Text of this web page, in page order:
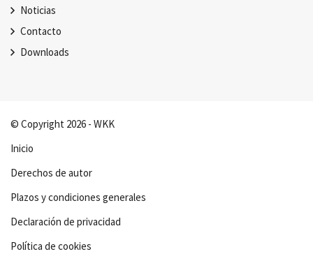
Noticias
Contacto
Downloads
© Copyright 2026 - WKK
Inicio
Derechos de autor
Plazos y condiciones generales
Declaración de privacidad
Política de cookies